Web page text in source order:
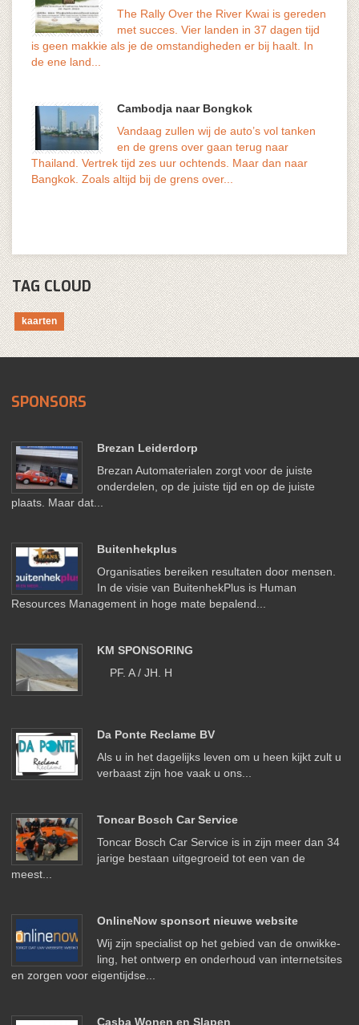
The Rally Over the River Kwai is gereden
met succes. Vier landen in 37 dagen tijd
is geen makkie als je de omstandigheden er bij haalt. In
de ene land...
Cambodja naar Bongkok
Vandaag zullen wij de auto’s vol tanken
en de grens over gaan terug naar
Thailand. Vertrek tijd zes uur ochtends. Maar dan naar
Bangkok. Zoals altijd bij de grens over...
De...
TAG CLOUD
kaarten
SPONSORS
Brezan Leiderdorp
Brezan Automaterialen zorgt voor de juiste
onderdelen, op de juiste tijd en op de juiste
plaats. Maar dat...
Buitenhekplus
Organisaties bereiken resultaten door mensen.
In de visie van BuitenhekPlus is Human
Resources Management in hoge mate bepalend...
KM SPONSORING
PF. A / JH. H
Da Ponte Reclame BV
Als u in het dagelijks leven om u heen kijkt zult u
verbaast zijn hoe vaak u ons...
Toncar Bosch Car Service
Toncar Bosch Car Service is in zijn meer dan 34
jarige bestaan uitgegroeid tot een van de
meest...
OnlineNow sponsort nieuwe website
Wij zijn spe­cia­list op het ge­bied van de on­wikke­
ling, het ont­werp en on­der­houd van in­ter­net­sites
en zorgen voor ei­gen­ti­jdse...
Casba Wonen en Slapen